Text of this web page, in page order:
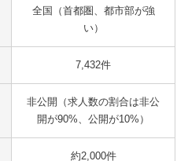
全国（首都圏、都市部が強
い）
7,432件
非公開（求人数の割合は非公
開が90%、公開が10%）
約2,000件